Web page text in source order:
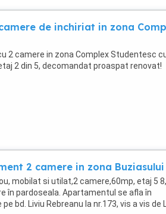
de inchiriat in zona
2 camere in zona Complex Studentesc
2 din 5, decomandat proaspat renovat!
2 camere in zona Buziasului
mobilat si utilat,2 camere,60mp, etaj 5 8,
în pardoseala. Apartamentul se afla în
bd. Liviu Rebreanu la nr.173, vis a vis de